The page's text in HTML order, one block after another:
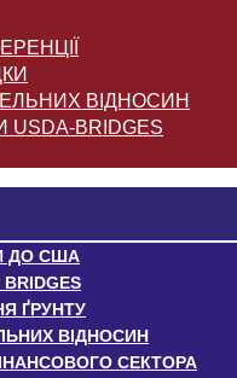
ВІДНОСИН
USDA-BRIDGES
ДО США
ҐРУНТУ
ВІДНОСИН
СЕКТОРА